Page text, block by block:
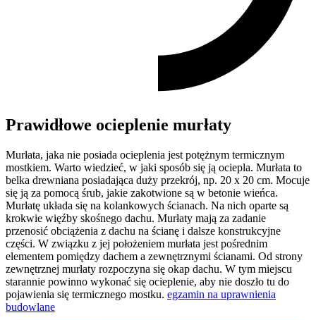
Prawidłowe ocieplenie murłaty
Murłata, jaka nie posiada ocieplenia jest potężnym termicznym
mostkiem. Warto wiedzieć, w jaki sposób się ją ociepla. Murłata to
belka drewniana posiadająca duży przekrój, np. 20 x 20 cm. Mocuje
się ją za pomocą śrub, jakie zakotwione są w betonie wieńca.
Murłatę układa się na kolankowych ścianach. Na nich oparte są
krokwie więźby skośnego dachu. Murłaty mają za zadanie
przenosić obciążenia z dachu na ścianę i dalsze konstrukcyjne
części. W związku z jej położeniem murłata jest pośrednim
elementem pomiędzy dachem a zewnętrznymi ścianami. Od strony
zewnętrznej murłaty rozpoczyna się okap dachu. W tym miejscu
starannie powinno wykonać się ocieplenie, aby nie doszło tu do
pojawienia się termicznego mostku. egzamin na uprawnienia
budowlane